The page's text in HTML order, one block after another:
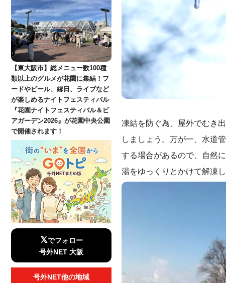
凍結を防ぐ為、屋外でむき
しましょう。万が一、水道
する場合があるので、自然
湯をゆっくりとかけて解凍し
【東大阪市】総メニュー数100種
類以上のグルメが花園に集結！フ
ードやビール、縁日、ライブなど
が楽しめるナイトフェスティバル
『花園ナイトフェスティバル＆ビ
アガーデン2026』が花園中央公園
で開催されます！
𝕏でフォロー
号外NET 大阪
号外NET他の地域